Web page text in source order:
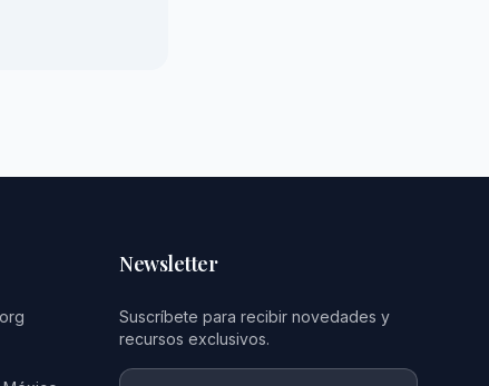
Newsletter
Suscríbete para recibir novedades y
recursos exclusivos.